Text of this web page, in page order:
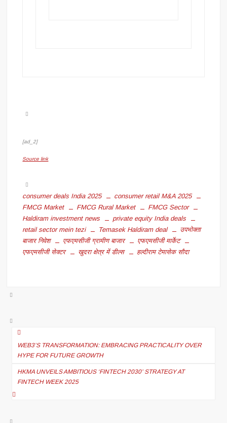
[ad_2]
Source link
consumer deals India 2025
consumer retail M&A 2025
FMCG Market
FMCG Rural Market
FMCG Sector
Haldiram investment news
private equity India deals
retail sector mein tezi
Temasek Haldiram deal
उपभोक्ता
बाजार निवेश
एफएमसीजी ग्रामीण बाजार
एफएमसीजी मार्केट
एफएमसीजी सेक्टर
खुदरा क्षेत्र में डील्स हल्दीराम टेमासेक सौदा
WEB3’S TRANSFORMATION: EMBRACING PRACTICALITY OVER
HYPE FOR FUTURE GROWTH
HKMA UNVEILS AMBITIOUS ‘FINTECH 2030’ STRATEGY AT
FINTECH WEEK 2025